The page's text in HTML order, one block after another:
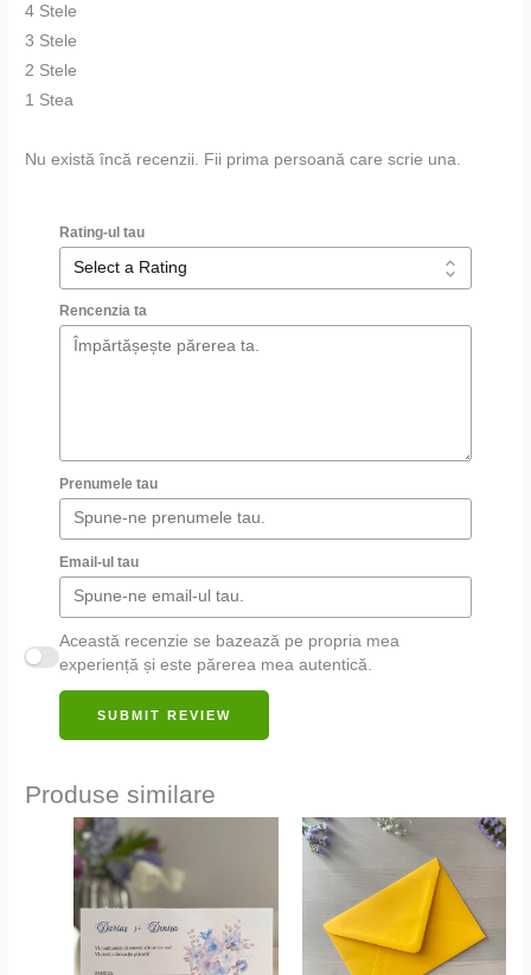
4 Stele
3 Stele
2 Stele
1 Stea
Nu există încă recenzii. Fii prima persoană care scrie una.
Rating-ul tau
Rencenzia ta
Prenumele tau
Email-ul tau
Această recenzie se bazează pe propria mea
experiență și este părerea mea autentică.
SUBMIT REVIEW
Produse similare